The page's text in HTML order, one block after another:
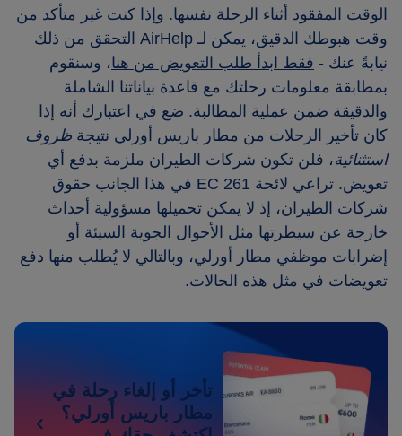
الوقت المفقود أثناء الرحلة نفسها. وإذا كنت غير متأكد من
وقت هبوطك الدقيق، يمكن لـ AirHelp التحقق من ذلك
نيابةً عنك - فقط ابدأ طلب التعويض من هنا، وسنقوم
بمطابقة معلومات رحلتك مع قاعدة بياناتنا الشاملة
والدقيقة ضمن عملية المطالبة. ضع في اعتبارك أنه إذا
كان تأخير الرحلات من مطار باريس أورلي نتيجة ظروف
استثنائية، فلن تكون شركات الطيران ملزمة بدفع أي
تعويض. تراعي لائحة EC 261 في هذا الجانب حقوق
شركات الطيران، إذ لا يمكن تحميلها مسؤولية أحداث
خارجة عن سيطرتها مثل الأحوال الجوية السيئة أو
إضرابات موظفي مطار أورلي، وبالتالي لا يُطلب منها دفع
تعويضات في مثل هذه الحالات.
تأخر أو إلغاء رحلة في
مطار باريس أورلي؟